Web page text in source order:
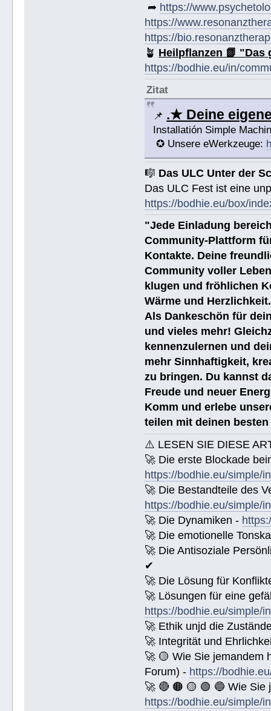
➦ https://
https://
https://
🪴 Heilpflanzen 📗
https://bodhie.eu/in/
Zitat
📌 .★ Deine
Installatión Simple
✪ Unsere eWerkzeuge:
🎼 Das ULC Unter der
Das ULC Fest ist eine
https://bodhie.eu/box/
"Jede Einladung
Community-Plattform
Kontakte. Deine
Community voller
klugen und fröhlichen
Wärme und
Als Dankeschön für
und vieles mehr!
kennenzulernen und
mehr Sinnhaftigkeit,
zu bringen. Du kannst
Freude und neuer
Komm und erlebe
teilen mit deinen
⚠️ LESEN SIE DIESE
🚀 Die erste Blockade
https://bodhie.eu/simple/
🚀 Die Bestandteile des
https://bodhie.eu/simple/
🚀 Die Dynamiken -
🚀 Die emotionelle
🚀 Die Antisoziale
✔
🚀 Die Lösung für
🚀 Lösungen für eine
https://bodhie.eu/simple/
🚀 Ethik unjd die
🚀 Integrität und
🚀 🟡 Wie Sie jemandem
Forum) - https://
🚀 🔴 🟠 🟡 🟢 🔵 Wie Sie
https://bodhie.eu/simple/